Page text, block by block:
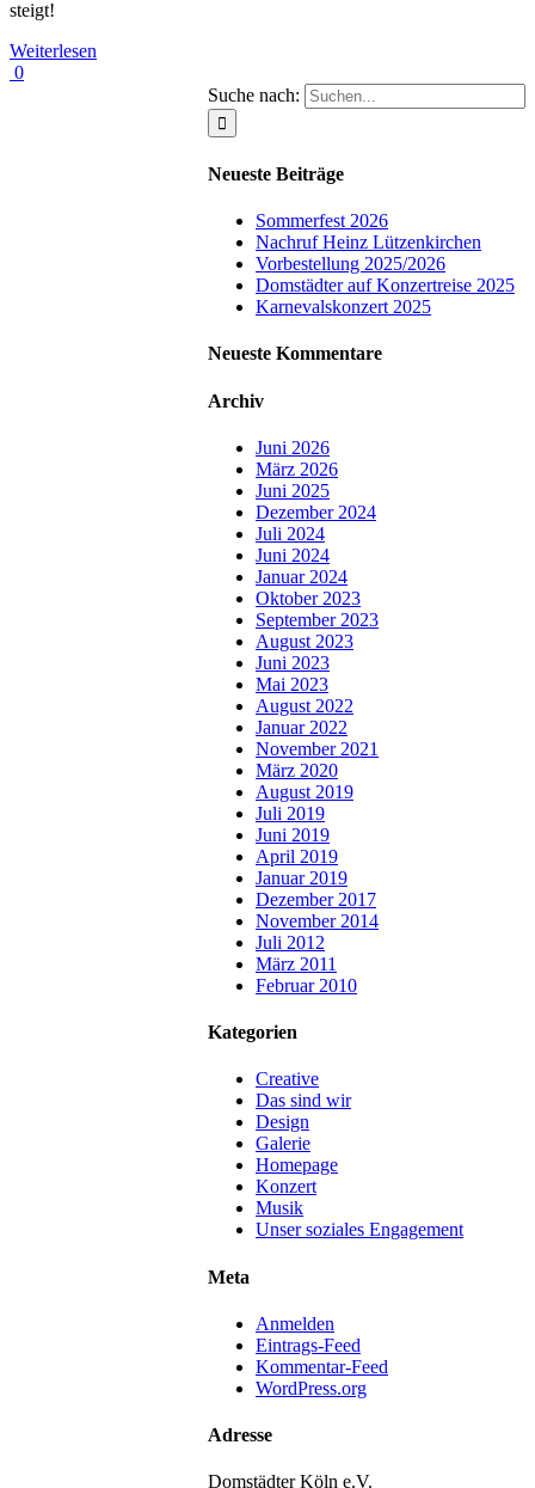
steigt!
Weiterlesen
0
Suche nach:
Neueste Beiträge
Sommerfest 2026
Nachruf Heinz Lützenkirchen
Vorbestellung 2025/2026
Domstädter auf Konzertreise 2025
Karnevalskonzert 2025
Neueste Kommentare
Archiv
Juni 2026
März 2026
Juni 2025
Dezember 2024
Juli 2024
Juni 2024
Januar 2024
Oktober 2023
September 2023
August 2023
Juni 2023
Mai 2023
August 2022
Januar 2022
November 2021
März 2020
August 2019
Juli 2019
Juni 2019
April 2019
Januar 2019
Dezember 2017
November 2014
Juli 2012
März 2011
Februar 2010
Kategorien
Creative
Das sind wir
Design
Galerie
Homepage
Konzert
Musik
Unser soziales Engagement
Meta
Anmelden
Eintrags-Feed
Kommentar-Feed
WordPress.org
Adresse
Domstädter Köln e.V.